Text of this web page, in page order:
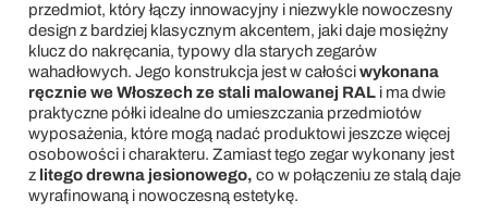
przedmiot, który łączy innowacyjny i niezwykle nowoczesny
design z bardziej klasycznym akcentem, jaki daje mosiężny
klucz do nakręcania, typowy dla starych zegarów
wahadłowych. Jego konstrukcja jest w całościwykonana
ręcznie we Włoszech ze stali malowanej RALi ma dwie
praktyczne półki idealne do umieszczania przedmiotów
wyposażenia, które mogą nadać produktowi jeszcze więcej
osobowości i charakteru. Zamiast tego zegar wykonany jest
z litego drewna jesionowego, co w połączeniu ze stalą daje
wyrafinowaną i nowoczesną estetykę.